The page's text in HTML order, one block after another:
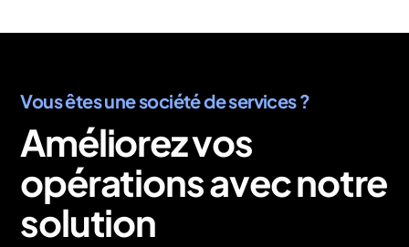
Vous êtes une société de services ?
Améliorez vos
opérations avec notre
solution